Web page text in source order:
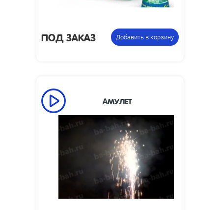
ПОД ЗАКАЗ Добавить в корзину
АМУЛЕТ
Время работы, сек:
50
Высота пламени, м:
Размеры изделия,
85 x 85 x 20
Вес упаковки, кг:
1.7
Цена указана за
фасовку:
Фонтан
пиротехнический